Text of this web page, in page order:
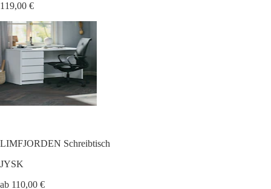
119,00 €
LIMFJORDEN Schreibtisch
JYSK
ab 110,00 €